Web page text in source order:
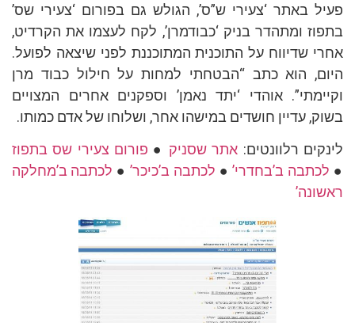
פעיל באתר ‘צעירי ש”ס’, הגולש גם בפורום ‘צעירי שס’
בתפוז ומתהדר בניק ‘כבודמרן’, לקח לעצמו את הקרדיט,
אחרי שדיווח על התוכנית המתוכננת לפני שיצאה לפועל.
היום, הוא כתב “הבטחתי למחות על חילול כבוד מרן
וקיימתי”. אוהדי ‘יתד נאמן’ וספקנים אחרים המצויים
בשוק, עדיין חושדים במישהו אחר, ושלוחו של אדם כמותו.
לינקים רלוונטים: אתר שסניק ● פורום צעירי שס בתפוז
● לכתבה ב’בחדרי’● לכתבה ב’כיכר’ ● לכתבה ב’מחלקה
ראשונה’